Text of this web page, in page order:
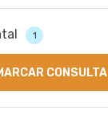
1
CONSULTA